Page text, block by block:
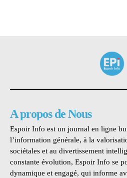
A propos de Nous
Espoir Info est un journal en ligne
l’information générale, à la
sociétales et au divertissement
constante évolution, Espoir Info se
dynamique et engagé, qui informe